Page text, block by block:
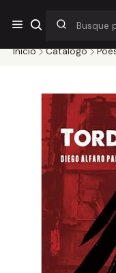
¡Por pocos días!
$38.000
Inicio Catálogo